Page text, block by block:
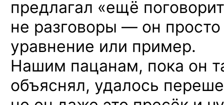
предлагал «ещё
не разговоры — он
уравнение или пример.
Нашим пацанам, пока он
объяснял, удалось